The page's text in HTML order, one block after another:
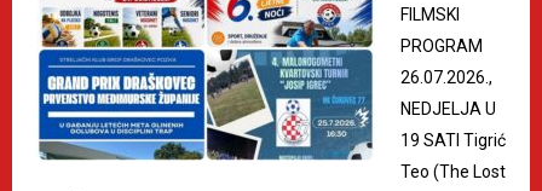
FILMSKI
PROGRAM
26.07.2026.,
NEDJELJA U
19 SATI Tigrić
Teo (The Lost